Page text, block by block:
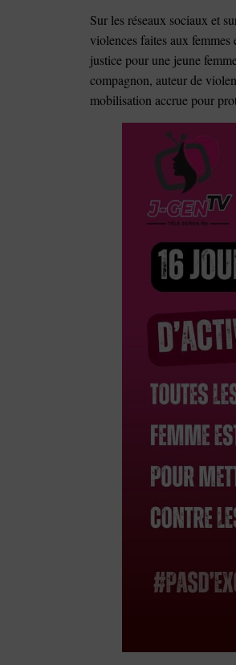
Sur les réseaux sociaux et
violences faites aux
justice pour une jeune
compagnon, auteur de
mobilisation accrue pour